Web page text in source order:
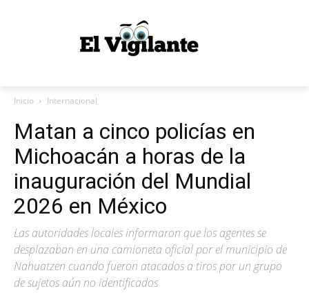
Inicio Internacional
Matan a cinco policías en
Michoacán a horas de la
inauguración del Mundial
2026 en México
Las autoridades locales informaron que los agentes se
desplazaban en una camioneta oficial por el municipio de
Nahuatzen cuando fueron atacados a tiros por un grupo
de sujetos aún no identificados